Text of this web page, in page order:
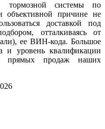
системы по
объективной причине не
доставкой под
отталкиваясь от
ее ВИН-кода. Большое
и уровень квалификации
прямых продаж наших